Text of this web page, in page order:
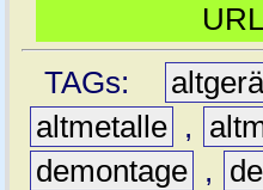
TAGs:
altmetalle ,
demontage ,